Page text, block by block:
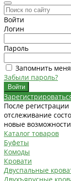
Войти
Логин
Пароль
Запомнить меня
Забыли пароль?
После
отслеживание
новые возможности
Каталог товаров
Буфеты
Комоды
Кровати
Двуспальные